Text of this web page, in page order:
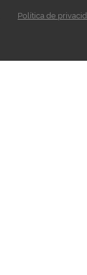
Política de